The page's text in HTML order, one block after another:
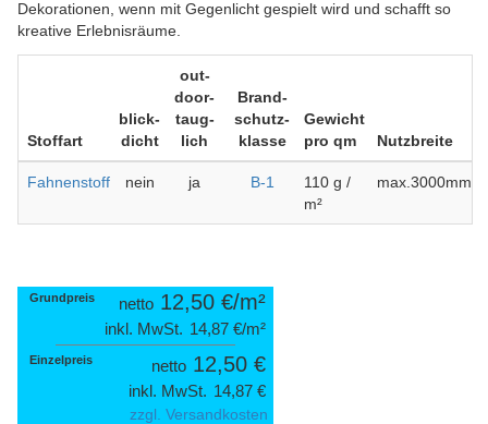
Dekorationen, wenn mit Gegenlicht gespielt wird und schafft so
kreative Erlebnisräume.
Stoffart
blick­
dicht
out­
door­
taug­
lich
Brand­
schutz­
klasse
Gewicht
pro qm
Nutz­breite
Fahnenstoff nein ja B-1 110 g /
m²
max.3000mm
Grundpreis netto 12,50 €
inkl. MwSt. 14,87 €
Einzel­preis netto 12,50 €
inkl. MwSt. 14,87 €
zzgl. Versandkosten